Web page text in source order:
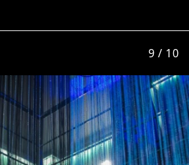
9 / 10